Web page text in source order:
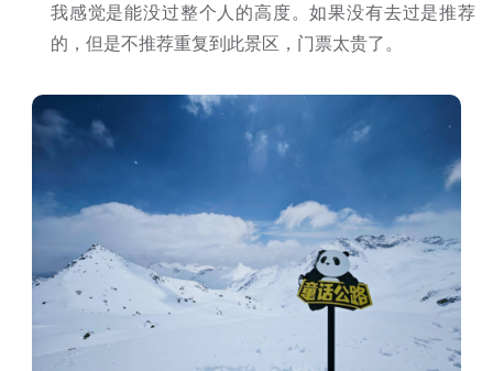
我感觉是能没过整个人的高度。如果没有去过是推荐
的，但是不推荐重复到此景区，门票太贵了。